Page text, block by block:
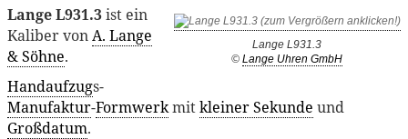
Lange L931.3
© Lange Uhren GmbH
Lange L931.3ist ein
Kaliber vonA. Lange
& Söhne.
Handaufzugs-
Manufaktur-Formwerkmitkleiner Sekunde und
Großdatum.